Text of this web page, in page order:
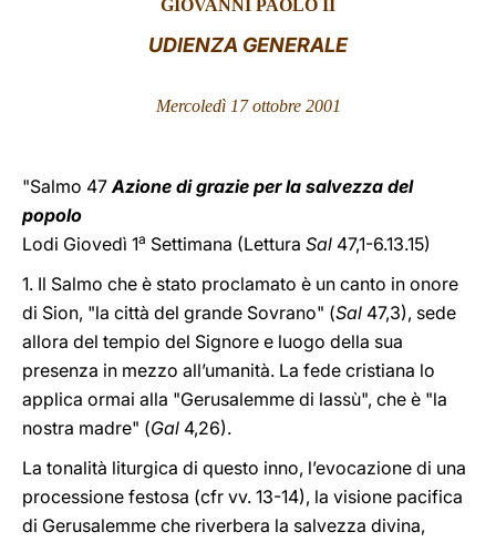
GIOVANNI PAOLO II
UDIENZA GENERALE
Mercoledì 17 ottobre 2001
"Salmo 47Azione di grazie per la salvezza del
popolo
Lodi Giovedì 1a Settimana (Lettura Sal 47,1-6.13.15)
1. Il Salmo che è stato proclamato è un canto in onore
di Sion, "la città del grande Sovrano" (Sal 47,3), sede
allora del tempio del Signore e luogo della sua
presenza in mezzo all’umanità. La fede cristiana lo
applica ormai alla "Gerusalemme di lassù", che è "la
nostra madre" (Gal 4,26).
La tonalità liturgica di questo inno, l’evocazione di una
processione festosa (cfr vv. 13-14), la visione pacifica
di Gerusalemme che riverbera la salvezza divina,